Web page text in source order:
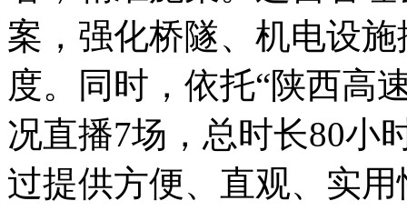
案，强化桥隧、机电设
度。同时，依托“陕西高
况直播7场，总时长80小
过提供方便、直观、实